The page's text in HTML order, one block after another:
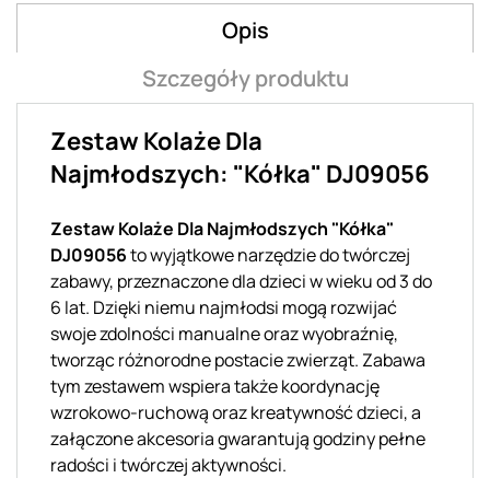
Opis
Szczegóły produktu
Zestaw Kolaże Dla
Najmłodszych: "Kółka" DJ09056
Zestaw Kolaże Dla Najmłodszych "Kółka"
DJ09056to wyjątkowe narzędzie do twórczej
zabawy, przeznaczone dla dzieci w wieku od 3 do
6 lat. Dzięki niemu najmłodsi mogą rozwijać
swoje zdolności manualne oraz wyobraźnię,
tworząc różnorodne postacie zwierząt. Zabawa
tym zestawem wspiera także koordynację
wzrokowo-ruchową oraz kreatywność dzieci, a
załączone akcesoria gwarantują godziny pełne
radości i twórczej aktywności.